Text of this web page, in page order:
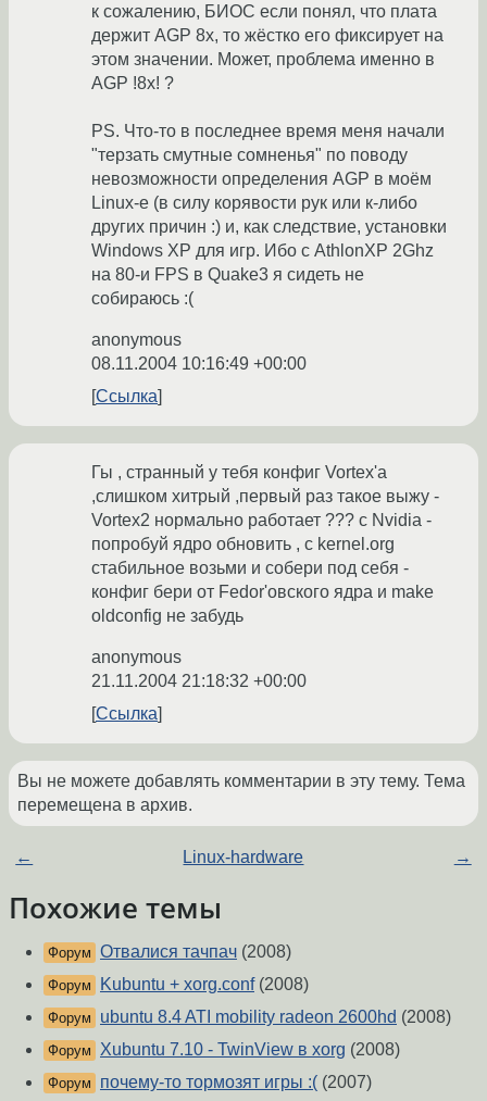
к сожалению, БИОС если понял, что плата
держит AGP 8x, то жёстко его фиксирует на
этом значении. Может, проблема именно в
AGP !8x! ?
PS. Что-то в последнее время меня начали
"терзать смутные сомненья" по поводу
невозможности определения AGP в моём
Linux-е (в силу корявости рук или к-либо
других причин :) и, как следствие, установки
Windows XP для игр. Ибо с AthlonXP 2Ghz
на 80-и FPS в Quake3 я сидеть не
собираюсь :(
anonymous
08.11.2004 10:16:49 +00:00
Ссылка
Гы , странный у тебя конфиг Vortex'a
,слишком хитрый ,первый раз такое выжу -
Vortex2 нормально работает ??? с Nvidia -
попробуй ядро обновить , с kernel.org
стабильное возьми и собери под себя -
конфиг бери от Fedor'овского ядра и make
oldconfig не забудь
anonymous
21.11.2004 21:18:32 +00:00
Ссылка
Вы не можете добавлять комментарии в эту тему. Тема
перемещена в архив.
← Linux-hardware →
Похожие темы
Форум Отвалися тачпач (2008)
Форум Kubuntu + xorg.conf(2008)
Форум ubuntu 8.4 ATI mobility radeon 2600hd (2008)
Форум Xubuntu 7.10 - TwinView в xorg (2008)
Форум почему-то тормозят игры :( (2007)